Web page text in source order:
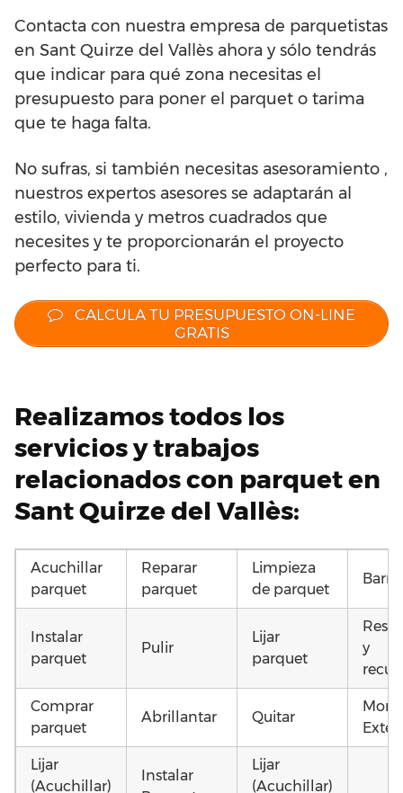
Contacta con nuestra empresa de parquetistas
en Sant Quirze del Vallès ahora y sólo tendrás
que indicar para qué zona necesitas el
presupuesto para poner el parquet o tarima
que te haga falta.
No sufras, si también necesitas asesoramiento ,
nuestros expertos asesores se adaptarán al
estilo, vivienda y metros cuadrados que
necesites y te proporcionarán el proyecto
perfecto para ti.
CALCULA TU PRESUPUESTO ON-LINE
GRATIS
Realizamos todos los
servicios y trabajos
relacionados con parquet en
Sant Quirze del Vallès:
Acuchillar
parquet
Reparar
parquet
Limpieza
de parquet
Instalar
parquet
Pulir
Lijar
parquet
y
Comprar
parquet
Abrillantar Quitar
Lijar
(Acuchillar)
Instalar
Lijar
(Acuchillar)